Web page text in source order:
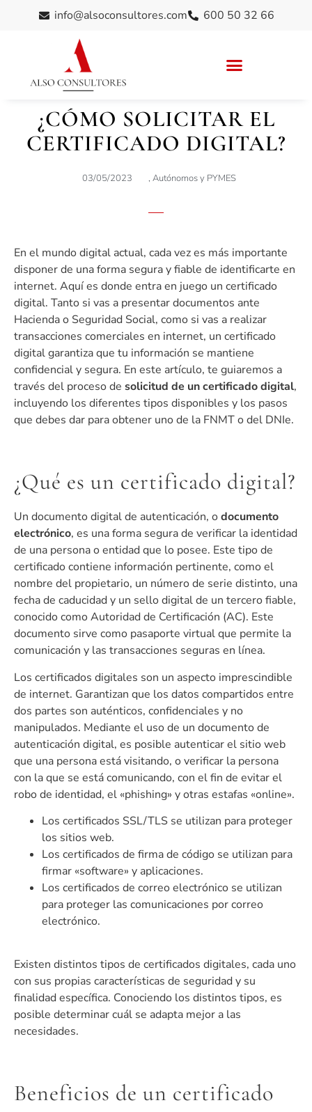
info@alsoconsultores.com 600 50 32 66
¿CÓMO SOLICITAR EL
CERTIFICADO DIGITAL?
03/05/2023 , Autónomos y PYMES
En el mundo digital actual, cada vez es más importante
disponer de una forma segura y fiable de identificarte en
internet. Aquí es donde entra en juego un certificado
digital. Tanto si vas a presentar documentos ante
Hacienda o Seguridad Social, como si vas a realizar
transacciones comerciales en internet, un certificado
digital garantiza que tu información se mantiene
confidencial y segura. En este artículo, te guiaremos a
través del proceso de solicitud de un certificado digital,
incluyendo los diferentes tipos disponibles y los pasos
que debes dar para obtener uno de la FNMT o del DNIe.
¿Qué es un certificado digital?
Un documento digital de autenticación, o documento
electrónico, es una forma segura de verificar la identidad
de una persona o entidad que lo posee. Este tipo de
certificado contiene información pertinente, como el
nombre del propietario, un número de serie distinto, una
fecha de caducidad y un sello digital de un tercero fiable,
conocido como Autoridad de Certificación (AC). Este
documento sirve como pasaporte virtual que permite la
comunicación y las transacciones seguras en línea.
Los certificados digitales son un aspecto imprescindible
de internet. Garantizan que los datos compartidos entre
dos partes son auténticos, confidenciales y no
manipulados. Mediante el uso de un documento de
autenticación digital, es posible autenticar el sitio web
que una persona está visitando, o verificar la persona
con la que se está comunicando, con el fin de evitar el
robo de identidad, el «phishing» y otras estafas «online».
Los certificados SSL/TLS se utilizan para proteger
los sitios web.
Los certificados de firma de código se utilizan para
firmar «software» y aplicaciones.
Los certificados de correo electrónico se utilizan
para proteger las comunicaciones por correo
electrónico.
Existen distintos tipos de certificados digitales, cada uno
con sus propias características de seguridad y su
finalidad específica. Conociendo los distintos tipos, es
posible determinar cuál se adapta mejor a las
necesidades.
Beneficios de un certificado